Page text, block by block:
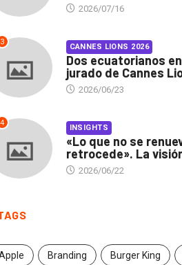
2026/07/16
3 CANNES LIONS 2026
Dos ecuatorianos
jurado de Cannes
2026/06/23
4 INSIGHTS
«Lo que no se
retrocede». La
2026/06/22
Branding Burger King